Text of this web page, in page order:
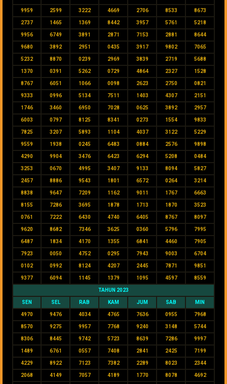
9959 2599 3222 4669 2706 8533 8673
2737 1465 1369 8442 3957 5761 5218
9956 6749 3891 2871 7153 2881 8644
9680 3892 2951 0435 3917 9802 7065
5232 8870 0239 2969 3839 2719 5688
1370 0391 5262 0729 4864 2327 1528
8767 6051 1066 0098 2623 2750 0821
9333 0996 5134 7511 1403 4307 2151
1746 3460 6950 7028 0625 3892 2957
6003 0797 8125 8341 0273 1554 9833
7825 3207 5893 1104 4037 3122 5229
9559 1938 0245 6483 0884 2576 9898
4290 9904 3476 6423 6294 5208 0484
3253 0670 4995 3407 9133 8094 5827
2457 8886 9543 1801 6572 0264 3214
8838 9647 7209 1162 9011 1767 6663
8155 7286 3695 1878 1713 1870 3523
0761 7222 6430 4740 6405 8767 8097
9620 8682 7346 3625 0360 5796 7995
6487 1834 4170 1355 6841 4460 7905
7923 0050 4752 0295 7943 9003 6704
0102 0992 8124 4207 2445 7871 9851
9377 6094 1145 1379 1095 4597 8559
TAHUN 2023
SEN SEL RAB KAM JUM SAB MIN
4970 9476 4034 4765 7636 0955 7968
8570 9275 9957 7768 9240 3148 5744
8306 8445 9742 5723 8639 7286 9997
1489 6761 0557 7408 2841 2425 7199
4229 8922 7123 7382 2289 8023 2344
2068 4149 7057 4189 1770 8078 4692